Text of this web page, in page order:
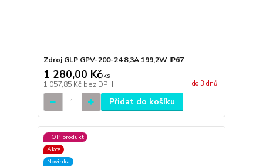
Zdroj GLP GPV-200-24 8,3A 199,2W IP67
1 280,00 Kč/ks
1 057,85 Kč bez DPH do 3 dnů
Přidat do košíku
TOP produkt
Akce
Novinka